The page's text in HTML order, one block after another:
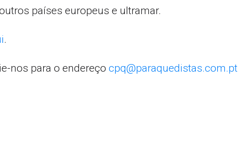
países europeus e ultramar.
.
nos para o endereço cpq@paraquedistas.com.pt